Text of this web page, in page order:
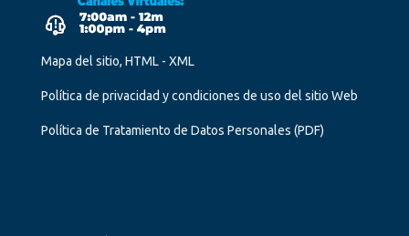
Mapa del sitio, HTML - XML
Política de privacidad y condiciones de uso del sitio Web
Política de Tratamiento de Datos Personales (PDF)